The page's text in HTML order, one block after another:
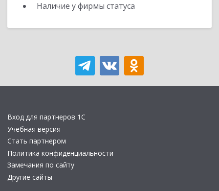
Наличие у фирмы статуса
Вход для партнеров 1С
Учебная версия
Стать партнером
Политика конфиденциальности
Замечания по сайту
Другие сайты